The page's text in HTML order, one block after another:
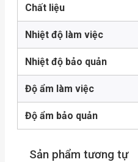
Chất liệu
Nhiệt độ làm việc
Nhiệt độ bảo quản
Độ ẩm làm việc
Độ ẩm bảo quản
Sản phẩm tương tự